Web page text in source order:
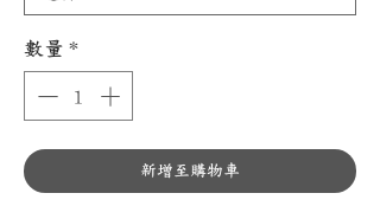
數量 *
新增至購物車